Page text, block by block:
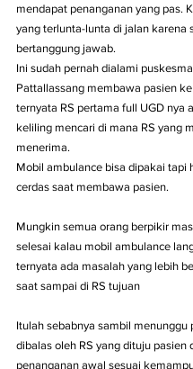
mendapat penanganan yang pas.
yang terlunta-lunta di jalan karena
bertanggung jawab.
Ini sudah pernah dialami
Pattallassang membawa pasien ke
ternyata RS pertama full UGD nya
keliling mencari di mana RS yang
menerima.
Mobil ambulance bisa dipakai tapi
cerdas saat membawa pasien.
Mungkin semua orang berpikir
selesai kalau mobil ambulance
ternyata ada masalah yang lebih
saat sampai di RS tujuan
Itulah sebabnya sambil menunggu
dibalas oleh RS yang dituju pasien
penanganan awal sesuai